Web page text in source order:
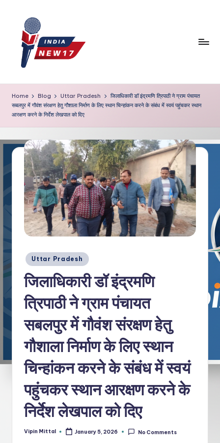
content
Home Blog Uttar Pradesh
जिलाधिकारी डॉ इंद्रमणि त्रिपाठी ने ग्राम पंचायत
सबलपुर में गौवंश संरक्षण हेतु गौशाला निर्माण के लिए स्थान चिन्हांकन करने के संबंध में स्वयं पहुंचकर स्थान
आरक्षण करने के निर्देश लेखपाल को दिए
Posted
in
Uttar Pradesh
जिलाधिकारी डॉ इंद्रमणि
त्रिपाठी ने ग्राम पंचायत
सबलपुर में गौवंश संरक्षण हेतु
गौशाला निर्माण के लिए स्थान
चिन्हांकन करने के संबंध में स्वयं
पहुंचकर स्थान आरक्षण करने के
निर्देश लेखपाल को दिए
Posted
Vipin Mittal January 5, 2026 No Comments